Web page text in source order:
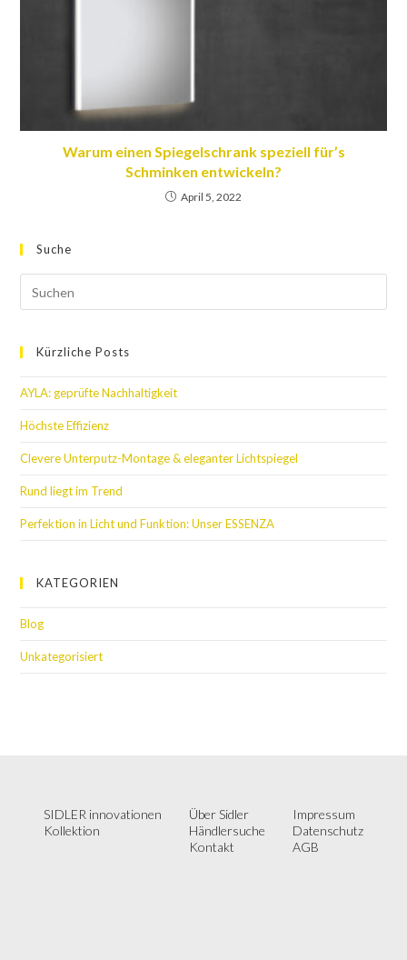
Warum einen Spiegelschrank speziell für’s
Schminken entwickeln?
April 5, 2022
Suche
Kürzliche Posts
AYLA: geprüfte Nachhaltigkeit
Höchste Effizienz
Clevere Unterputz-Montage & eleganter Lichtspiegel
Rund liegt im Trend
Perfektion in Licht und Funktion: Unser ESSENZA
KATEGORIEN
Blog
Unkategorisiert
SIDLER innovationen
Kollektion
Über Sidler
Händlersuche
Kontakt
Impressum
Datenschutz
AGB